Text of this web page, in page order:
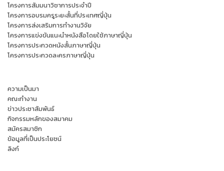
โครงการสัมมนาวิชาการประจำปี
โครงการอบรมครูระยะสั้นที่ประเทศญี่ปุ่น
โครงการส่งเสริมการทำงานวิจัย
โครงการแข่งขันแนะนำหนังสือโดยใช้ภาษาญี่ปุ่น
โครงการประกวดหนังสั้นภาษาญี่ปุ่น
โครงการประกวดละครภาษาญี่ปุ่น
ความเป็นมา
คณะทำงาน
ข่าวประชาสัมพันธ์
กิจกรรมหลักของสมาคม
สมัครสมาชิก
ข้อมูลที่เป็นประโยชน์
ลิงก์